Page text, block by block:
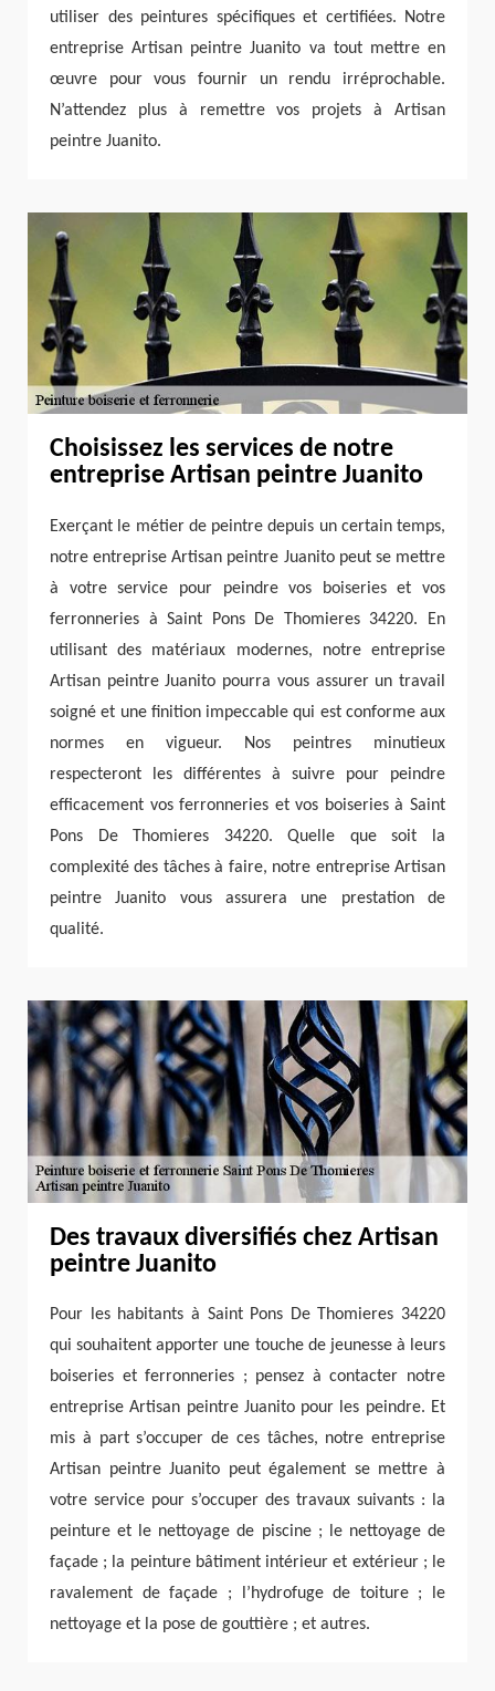
utiliser des peintures spécifiques et certifiées. Notre
entreprise Artisan peintre Juanito va tout mettre en
œuvre pour vous fournir un rendu irréprochable.
N’attendez plus à remettre vos projets à Artisan
peintre Juanito.
Choisissez les services de notre
entreprise Artisan peintre Juanito
Exerçant le métier de peintre depuis un certain temps,
notre entreprise Artisan peintre Juanito peut se mettre
à votre service pour peindre vos boiseries et vos
ferronneries à Saint Pons De Thomieres 34220. En
utilisant des matériaux modernes, notre entreprise
Artisan peintre Juanito pourra vous assurer un travail
soigné et une finition impeccable qui est conforme aux
normes en vigueur. Nos peintres minutieux
respecteront les différentes à suivre pour peindre
efficacement vos ferronneries et vos boiseries à Saint
Pons De Thomieres 34220. Quelle que soit la
complexité des tâches à faire, notre entreprise Artisan
peintre Juanito vous assurera une prestation de
qualité.
Des travaux diversifiés chez Artisan
peintre Juanito
Pour les habitants à Saint Pons De Thomieres 34220
qui souhaitent apporter une touche de jeunesse à leurs
boiseries et ferronneries ; pensez à contacter notre
entreprise Artisan peintre Juanito pour les peindre. Et
mis à part s’occuper de ces tâches, notre entreprise
Artisan peintre Juanito peut également se mettre à
votre service pour s’occuper des travaux suivants : la
peinture et le nettoyage de piscine ; le nettoyage de
façade ; la peinture bâtiment intérieur et extérieur ; le
ravalement de façade ; l’hydrofuge de toiture ; le
nettoyage et la pose de gouttière ; et autres.